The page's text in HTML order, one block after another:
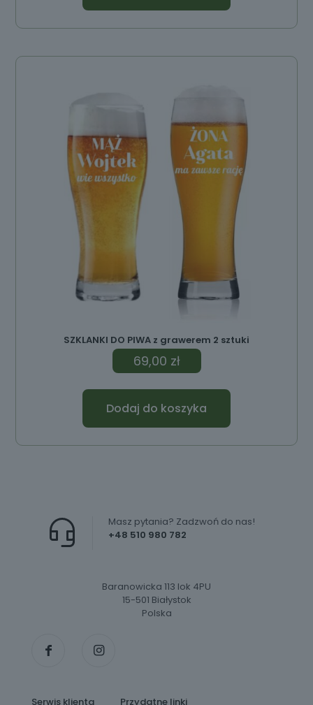
SZKLANKI DO PIWA z grawerem 2 sztuki
69,00 zł
Dodaj do koszyka
+48 510 980 782
Masz pytania? Zadzwoń do nas!
Baranowicka 113 lok 4PU
15-501 Białystok
Polska
Serwis klienta Przydatne linki